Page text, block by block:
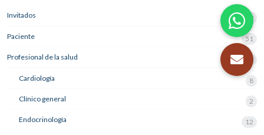
Invitados 9
Paciente 51
Profesional de la salud 63
Cardiología 8
Clínico general 2
Endocrinología 12